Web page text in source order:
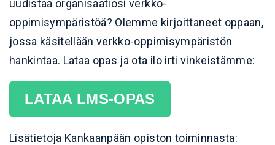
uudistaa organisaatiosi verkko-
oppimisympäristöä? Olemme kirjoittaneet oppaan,
jossa käsitellään verkko-oppimisympäristön
hankintaa. Lataa opas ja ota ilo irti vinkeistämme:
LATAA LMS-OPAS
Lisätietoja Kankaanpään opiston toiminnasta: